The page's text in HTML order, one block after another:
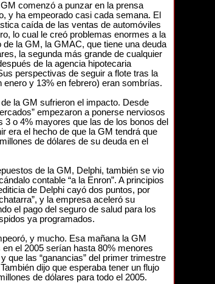
comenzó a punzar en la prensa
y ha empeorado casi cada semana. El
caída de las ventas de automóviles
lo cual le creó problemas enormes a la
la GM, la GMAC, que tiene una deuda
la segunda más grande de cualquier
de la agencia hipotecaria
perspectivas de seguir a flote tras la
y 13% en febrero) eran sombrías.
la GM sufrieron el impacto. Desde
empezaron a ponerse nerviosos
3 o 4% mayores que las de los bonos del
era el hecho de que la GM tendrá que
de dólares de su deuda en el
de la GM, Delphi, también se vio
contable “a la Enron”. A principios
de Delphi cayó dos puntos, por
y la empresa aceleró su
el pago del seguro de salud para los
ya programados.
y mucho. Esa mañana la GM
el 2005 serían hasta 80% menores
que las “ganancias” del primer trimestre
dijo que esperaba tener un flujo
de dólares para todo el 2005.